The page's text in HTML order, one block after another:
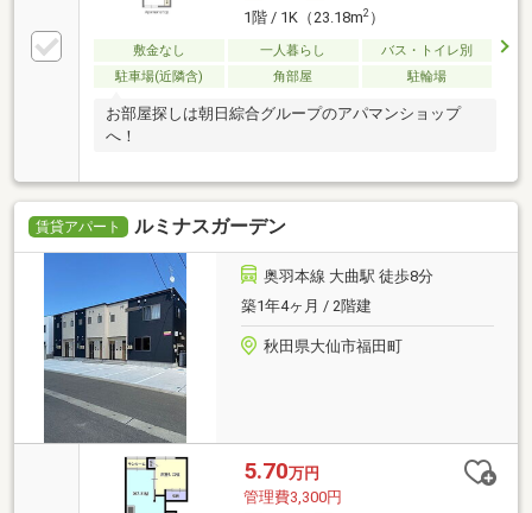
1階 / 1K（23.18m2）
敷金なし 一人暮らし
バス・トイレ別
駐車場(近隣含)
角部屋 駐輪場
お部屋探しは朝日綜合グループのアパマンショップ
へ！
賃貸アパート ルミナスガーデン
奥羽本線 大曲駅 徒歩8分
築1年4ヶ月 / 2階建
秋田県大仙市福田町
5.70万円
管理費3,300円